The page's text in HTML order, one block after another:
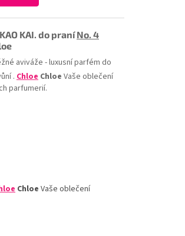
KAI. do praníNo. 4
aviváže - luxusní parfém do
. Chloe Chloe Vaše oblečení
parfumerií.
Chloe Vaše oblečení